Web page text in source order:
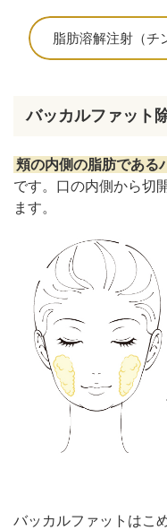
脂肪溶解注射（チ
バッカルファット
頬の内側の脂肪である
です。口の内側から切
ます。
バッカルファットはこ